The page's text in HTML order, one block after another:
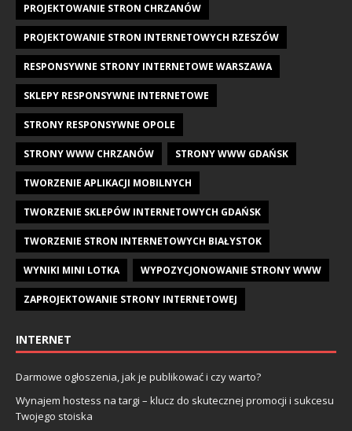
PROJEKTOWANIE STRON CHRZANÓW
PROJEKTOWANIE STRON INTERNETOWYCH RZESZÓW
RESPONSYWNE STRONY INTERNETOWE WARSZAWA
SKLEPY RESPONSYWNE INTERNETOWE
STRONY RESPONSYWNE OPOLE
STRONY WWW CHRZANÓW STRONY WWW GDAŃSK
TWORZENIE APLIKACJI MOBILNYCH
TWORZENIE SKLEPÓW INTERNETOWYCH GDAŃSK
TWORZENIE STRON INTERNETOWYCH BIAŁYSTOK
WYNIKI MINI LOTKA WYPOZYCJONOWANIE STRONY WWW
ZAPROJEKTOWANIE STRONY INTERNETOWEJ
INTERNET
Darmowe ogłoszenia, jak je publikować i czy warto?
Wynajem hostess na targi – klucz do skutecznej promocji i sukcesu
Twojego stoiska